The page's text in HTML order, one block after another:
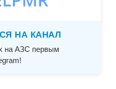
НА КАНАЛ
на АЗС первым